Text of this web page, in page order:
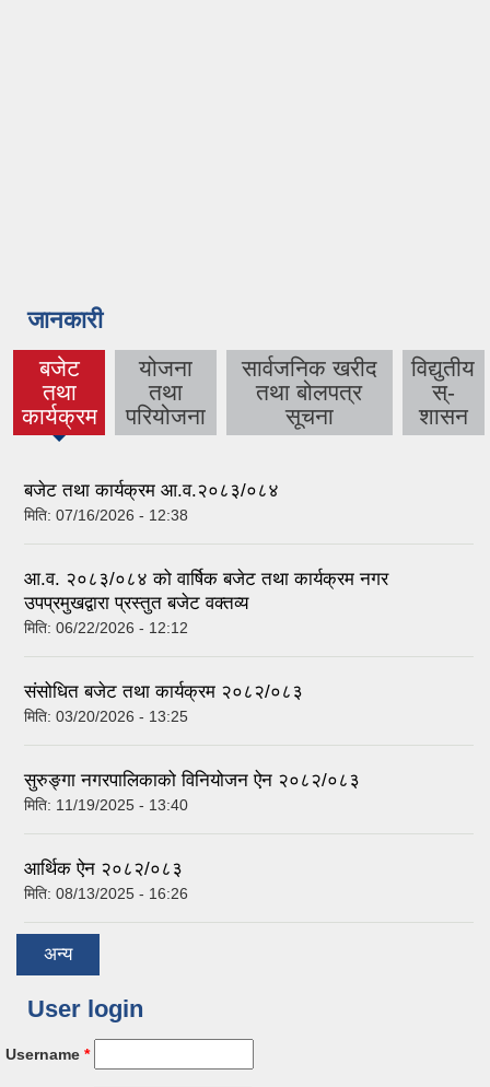
जानकारी
बजेट
तथा
कार्यक्रम
(active
tab)
योजना
तथा
परियोजना
सार्वजनिक खरीद
तथा बोलपत्र
सूचना
विद्युतीय
स्-
शासन
बजेट तथा कार्यक्रम आ.व.२०८३/०८४
मिति: 07/16/2026 - 12:38
आ.व. २०८३/०८४ को वार्षिक बजेट तथा कार्यक्रम नगर
उपप्रमुखद्वारा प्रस्तुत बजेट वक्तव्य
मिति: 06/22/2026 - 12:12
संसोधित बजेट तथा कार्यक्रम २०८२/०८३
मिति: 03/20/2026 - 13:25
सुरुङ्गा नगरपालिकाको विनियोजन ऐन २०८२/०८३
मिति: 11/19/2025 - 13:40
आर्थिक ऐन २०८२/०८३
मिति: 08/13/2025 - 16:26
अन्य
User login
Username *